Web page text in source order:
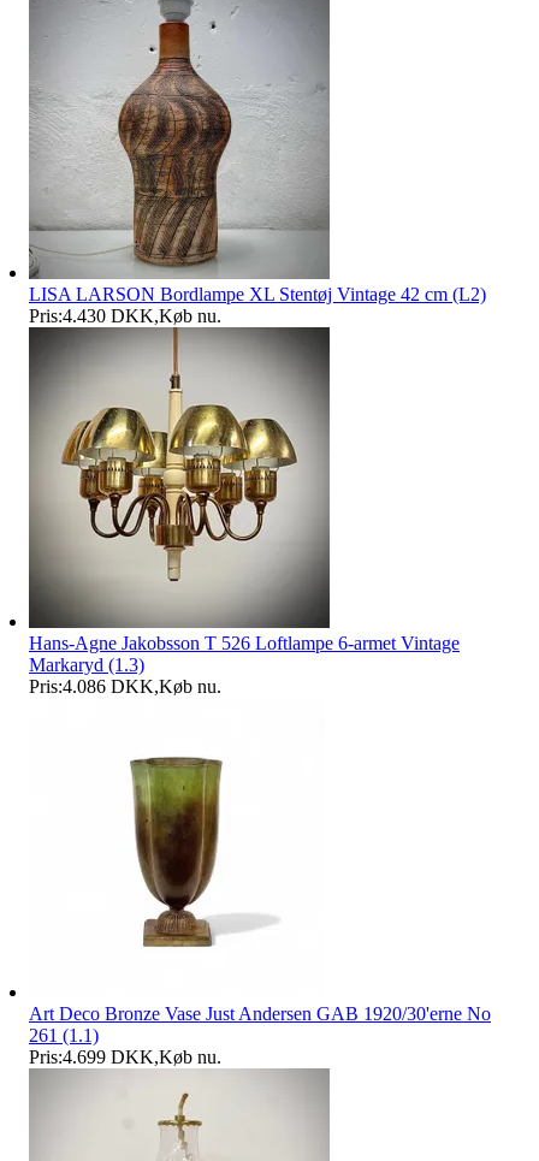
LISA LARSON Bordlampe XL Stentøj Vintage 42 cm (L2)
Pris:4.430 DKK,Køb nu.
Hans-Agne Jakobsson T 526 Loftlampe 6-armet Vintage
Markaryd (1.3)
Pris:4.086 DKK,Køb nu.
Art Deco Bronze Vase Just Andersen GAB 1920/30'erne No
261 (1.1)
Pris:4.699 DKK,Køb nu.